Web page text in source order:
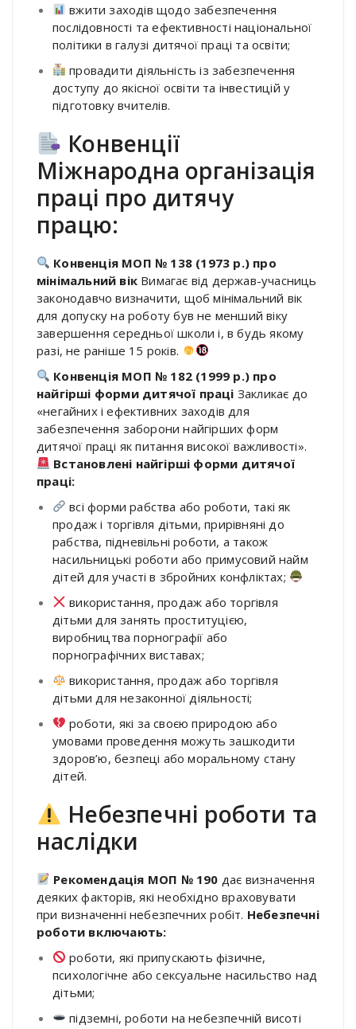
вжити заходів щодо забезпечення
послідовності та ефективності національної
політики в галузі дитячої праці та освіти;
провадити діяльність із забезпечення
доступу до якісної освіти та інвестицій у
підготовку вчителів.
Конвенції
Міжнародна організація
праці про дитячу
працю:
Конвенція МОП № 138 (1973 р.) про
мінімальний вік Вимагає від держав-учасниць
законодавчо визначити, щоб мінімальний вік
для допуску на роботу був не менший віку
завершення середньої школи і, в будь якому
разі, не раніше 15 років.
Конвенція МОП № 182 (1999 р.) про
найгірші форми дитячої праці Закликає до
«негайних і ефективних заходів для
забезпечення заборони найгірших форм
дитячої праці як питання високої важливості».
Встановлені найгірші форми дитячої
праці:
всі форми рабства або роботи, такі як
продаж і торгівля дітьми, прирівняні до
рабства, підневільні роботи, а також
насильницькі роботи або примусовий найм
дітей для участі в збройних конфліктах;
використання, продаж або торгівля
дітьми для занять проституцією,
виробництва порнографії або
порнографічних виставах;
використання, продаж або торгівля
дітьми для незаконної діяльності;
роботи, які за своєю природою або
умовами проведення можуть зашкодити
здоров’ю, безпеці або моральному стану
дітей.
Небезпечні роботи та
наслідки
Рекомендація МОП № 190 дає визначення
деяких факторів, які необхідно враховувати
при визначенні небезпечних робіт. Небезпечні
роботи включають:
роботи, які припускають фізичне,
психологічне або сексуальне насильство над
дітьми;
підземні, роботи на небезпечній висоті